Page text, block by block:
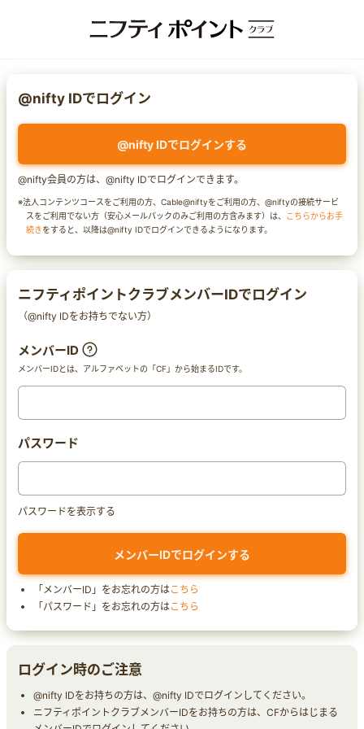
@nifty IDでログイン
@nifty IDでログインする
@nifty会員の方は、@nifty IDでログインできます。
※法人コンテンツコースをご利用の方、Cable@niftyをご利用の方、@niftyの接続サービ
スをご利用でない方（安心メールパックのみご利用の方含みます）は、 こちらからお手
続きをすると、以降は@nifty IDでログインできるようになります。
ニフティポイントクラブメンバーIDでログイン
（@nifty IDをお持ちでない方）
メンバーID
メンバーIDとは、アルファベットの「CF」から始まるIDです。
パスワード
パスワードを表示する
「メンバーID」をお忘れの方はこちら
「パスワード」をお忘れの方はこちら
ログイン時のご注意
@nifty IDをお持ちの方は、@nifty IDでログインしてください。
ニフティポイントクラブメンバーIDをお持ちの方は、CFからはじまる